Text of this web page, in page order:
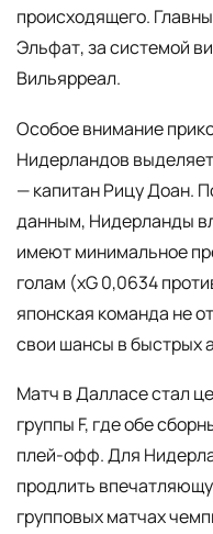
происходящего.
Эльфат, за системой
Вильярреал.
Особое внимание
Нидерландов
— капитан Рицу Доан.
данным, Нидерланды
имеют минимальное
голам (xG 0,0634
японская команда не
свои шансы в быстрых
Матч в Далласе стал
группы F, где обе
плей-офф. Для
продлить
групповых матчах